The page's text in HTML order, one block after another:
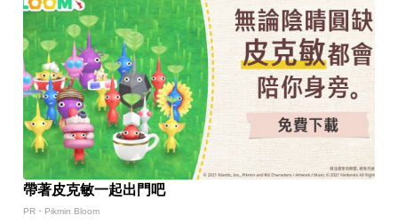
帶著皮克敏一起出門吧
PR・Pikmin Bloom